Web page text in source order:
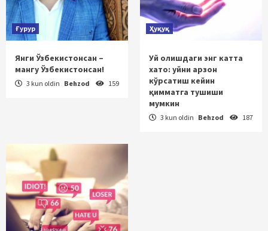
Ғурур
Янги Ўзбекистонсан –
мангу Ўзбекистонсан!
3 kun oldin Behzod 159
Ҳуқуқ
Уй олишдаги энг катта
хато: уйни арзон
кўрсатиш кейин
қимматга тушиши
мумкин
3 kun oldin Behzod 187